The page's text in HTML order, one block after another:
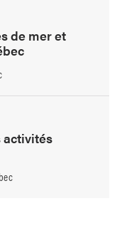
de mer et
activités